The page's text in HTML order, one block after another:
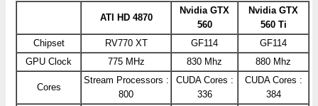
ATI HD 4870
Nvidia GTX
560
Nvidia GTX
560 Ti
Chipset
RV770 XT GF114
GF114
GPU Clock
775 MHz 830 Mhz 880 Mhz
Cores
Stream Processors :
800
CUDA Cores :
336
CUDA Cores :
384